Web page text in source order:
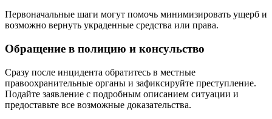
Первоначальные шаги могут помочь минимизировать ущерб и
возможно вернуть украденные средства или права.
Обращение в полицию и консульство
Сразу после инцидента обратитесь в местные
правоохранительные органы и зафиксируйте преступление.
Подайте заявление с подробным описанием ситуации и
предоставьте все возможные доказательства.